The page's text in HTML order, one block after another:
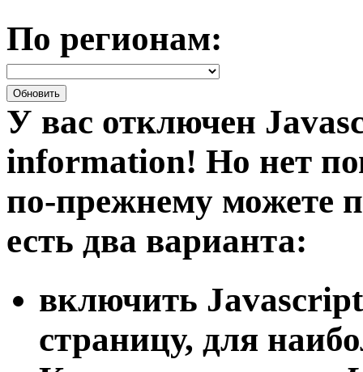
По регионам:
У вас отключен
information! Но нет
по-прежнему можете
есть два варианта:
включить Javascript
страницу, для